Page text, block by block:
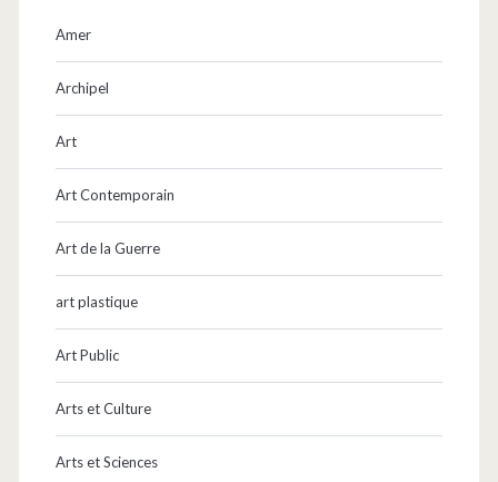
Amer
Archipel
Art
Art Contemporain
Art de la Guerre
art plastique
Art Public
Arts et Culture
Arts et Sciences